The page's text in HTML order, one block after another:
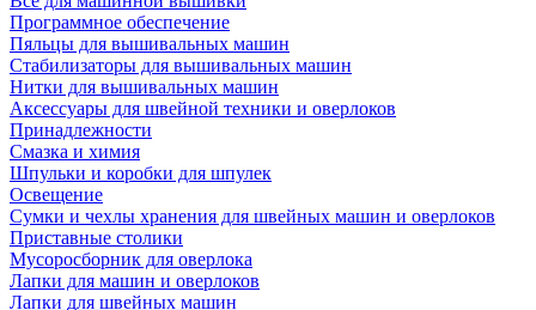
Программное обеспечение
Пяльцы для вышивальных машин
Стабилизаторы для вышивальных машин
Нитки для вышивальных машин
Аксессуары для швейной техники и оверлоков
Принадлежности
Смазка и химия
Шпульки и коробки для шпулек
Освещение
Сумки и чехлы хранения для швейных машин и оверлоков
Приставные столики
Мусоросборник для оверлока
Лапки для машин и оверлоков
Лапки для швейных машин